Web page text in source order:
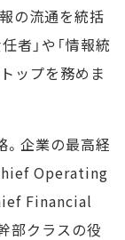
の流通を統括
者」や「情報統
ップを務めま
企業の最高経
Chief Operating
Financial
部クラスの役